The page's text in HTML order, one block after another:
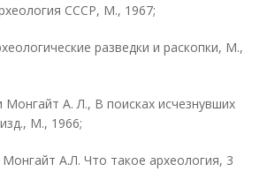
СССР, М., 1967;
разведки и раскопки, М.,
Монгайт А. Л., В поисках исчезнувших
М., 1966;
А.Л. Что такое археология, 3